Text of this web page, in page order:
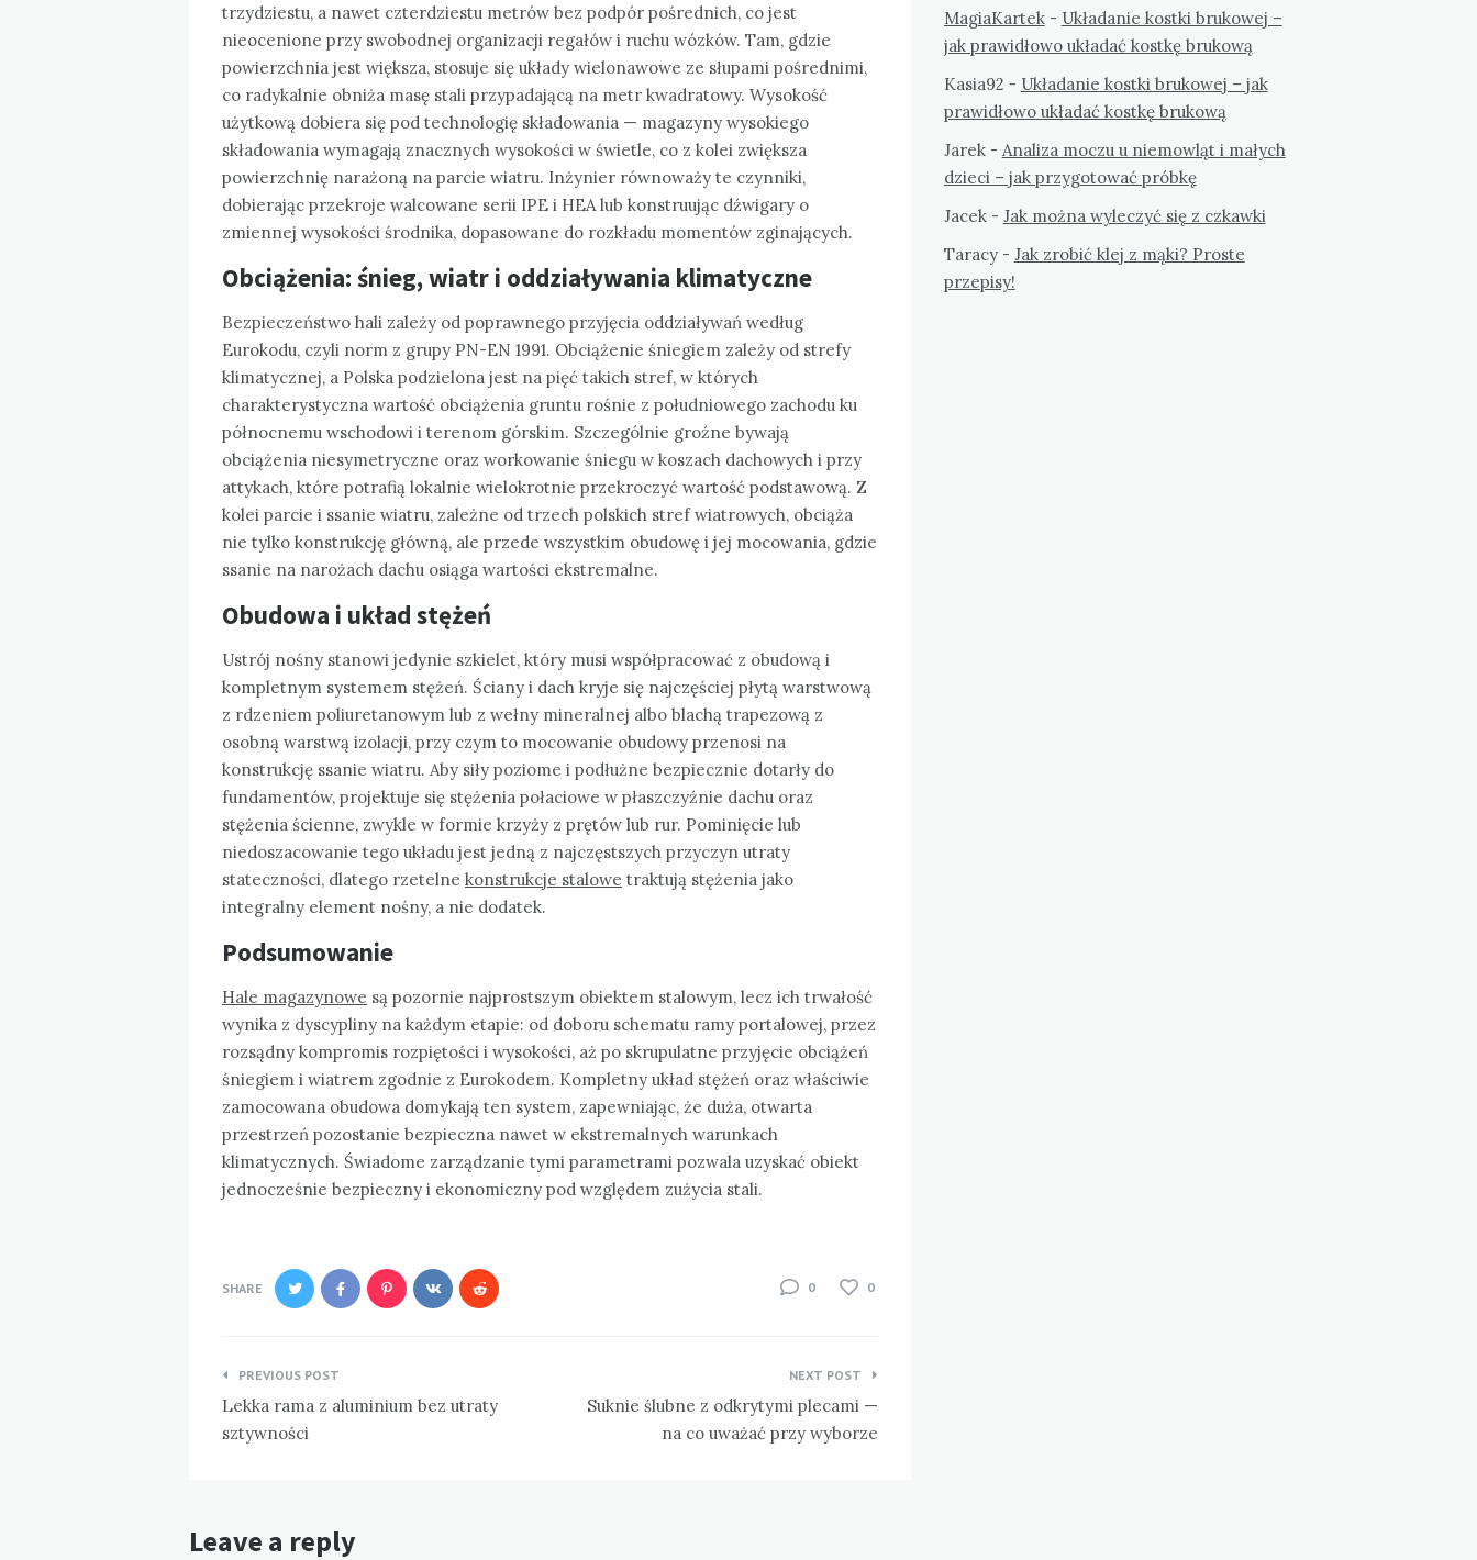
trzydziestu, a nawet czterdziestu metrów bez podpór pośrednich, co jest
nieocenione przy swobodnej organizacji regałów i ruchu wózków. Tam, gdzie
powierzchnia jest większa, stosuje się układy wielonawowe ze słupami pośrednimi,
co radykalnie obniża masę stali przypadającą na metr kwadratowy. Wysokość
użytkową dobiera się pod technologię składowania — magazyny wysokiego
składowania wymagają znacznych wysokości w świetle, co z kolei zwiększa
powierzchnię narażoną na parcie wiatru. Inżynier równoważy te czynniki,
dobierając przekroje walcowane serii IPE i HEA lub konstruując dźwigary o
zmiennej wysokości środnika, dopasowane do rozkładu momentów zginających.
Obciążenia: śnieg, wiatr i oddziaływania klimatyczne
Bezpieczeństwo hali zależy od poprawnego przyjęcia oddziaływań według
Eurokodu, czyli norm z grupy PN-EN 1991. Obciążenie śniegiem zależy od strefy
klimatycznej, a Polska podzielona jest na pięć takich stref, w których
charakterystyczna wartość obciążenia gruntu rośnie z południowego zachodu ku
północnemu wschodowi i terenom górskim. Szczególnie groźne bywają
obciążenia niesymetryczne oraz workowanie śniegu w koszach dachowych i przy
attykach, które potrafią lokalnie wielokrotnie przekroczyć wartość podstawową. Z
kolei parcie i ssanie wiatru, zależne od trzech polskich stref wiatrowych, obciąża
nie tylko konstrukcję główną, ale przede wszystkim obudowę i jej mocowania, gdzie
ssanie na narożach dachu osiąga wartości ekstremalne.
Obudowa i układ stężeń
Ustrój nośny stanowi jedynie szkielet, który musi współpracować z obudową i
kompletnym systemem stężeń. Ściany i dach kryje się najczęściej płytą warstwową
z rdzeniem poliuretanowym lub z wełny mineralnej albo blachą trapezową z
osobną warstwą izolacji, przy czym to mocowanie obudowy przenosi na
konstrukcję ssanie wiatru. Aby siły poziome i podłużne bezpiecznie dotarły do
fundamentów, projektuje się stężenia połaciowe w płaszczyźnie dachu oraz
stężenia ścienne, zwykle w formie krzyży z prętów lub rur. Pominięcie lub
niedoszacowanie tego układu jest jedną z najczęstszych przyczyn utraty
stateczności, dlatego rzetelne konstrukcje stalowe traktują stężenia jako
integralny element nośny, a nie dodatek.
Podsumowanie
Hale magazynowe są pozornie najprostszym obiektem stalowym, lecz ich trwałość
wynika z dyscypliny na każdym etapie: od doboru schematu ramy portalowej, przez
rozsądny kompromis rozpiętości i wysokości, aż po skrupulatne przyjęcie obciążeń
śniegiem i wiatrem zgodnie z Eurokodem. Kompletny układ stężeń oraz właściwie
zamocowana obudowa domykają ten system, zapewniając, że duża, otwarta
przestrzeń pozostanie bezpieczna nawet w ekstremalnych warunkach
klimatycznych. Świadome zarządzanie tymi parametrami pozwala uzyskać obiekt
jednocześnie bezpieczny i ekonomiczny pod względem zużycia stali.
SHARE 0 0
Nawigacja
wpisu
PREVIOUS POST
Lekka rama z aluminium bez utraty
sztywności
NEXT POST
Suknie ślubne z odkrytymi plecami —
na co uważać przy wyborze
Leave a reply
MagiaKartek- Układanie kostki brukowej –
jak prawidłowo układać kostkę brukową
Kasia92 - Układanie kostki brukowej – jak
prawidłowo układać kostkę brukową
Jarek- Analiza moczu u niemowląt i małych
dzieci – jak przygotować próbkę
Jacek- Jak można wyleczyć się z czkawki
Taracy- Jak zrobić klej z mąki? Proste
przepisy!